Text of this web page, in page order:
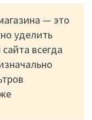
— это
уделить
всегда